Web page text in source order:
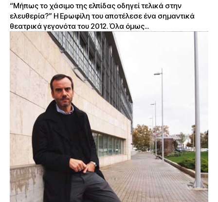
“Μήπως το χάσιμο της ελπίδας οδηγεί τελικά στην
ελευθερία?” Η Ερωφίλη του αποτέλεσε ένα σημαντικά
θεατρικά γεγονότα του 2012. Όλα όμως...